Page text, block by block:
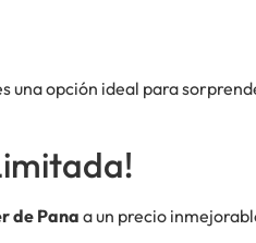
una opción ideal para
de Panaa un precio